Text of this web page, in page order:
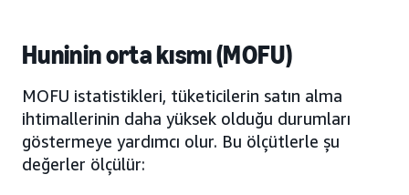
Huninin orta kısmı (MOFU)
MOFU istatistikleri, tüketicilerin satın alma
ihtimallerinin daha yüksek olduğu durumları
göstermeye yardımcı olur. Bu ölçütlerle şu
değerler ölçülür: